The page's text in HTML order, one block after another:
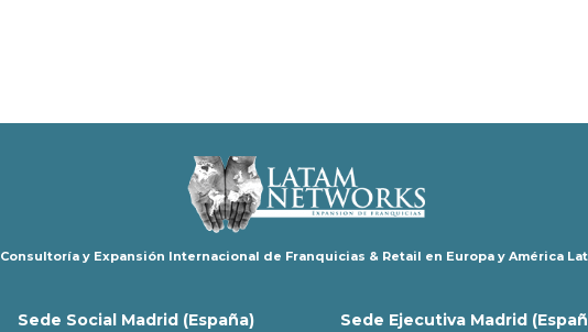
Consultoría y Expansión Internacional de Franquicias & Retail en Europa y América
Sede Social Madrid (España)
Sede Ejecutiva Madrid